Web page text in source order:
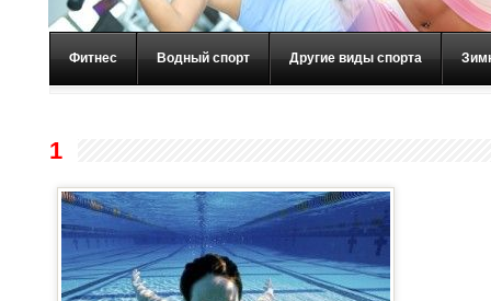
Фитнес Водный спорт Другие виды спорта
1